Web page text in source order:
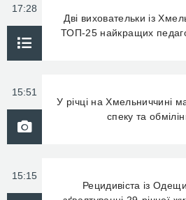
17:28
Дві виховательки із
ТОП-25 найкращих
15:51
У річці на Хмельниччині
спеку та
15:15
Рецидивіста із